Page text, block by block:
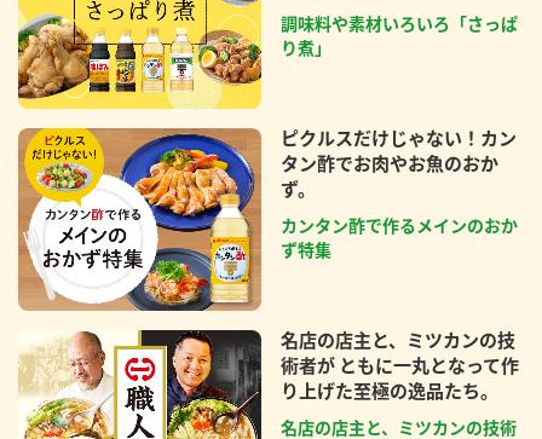
調味料や素材いろいろ「さっぱ
り煮」
ピクルスだけじゃない！カン
タン酢でお肉やお魚のおか
ず。
カンタン酢で作るメインのおか
ず特集
名店の店主と、ミツカンの技
術者が ともに一丸となって作
り上げた至極の逸品たち。
名店の店主と、ミツカンの技術